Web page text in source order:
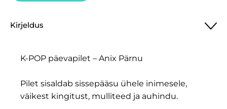
Kirjeldus
K-POP päevapilet – Anix Pärnu
Pilet sisaldab sissepääsu ühele inimesele,
väikest kingitust, mulliteed ja auhindu.